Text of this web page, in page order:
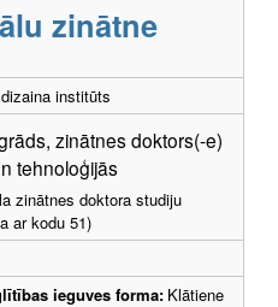
zinātne
institūts
zinātnes doktors(-e)
tehnoloģijās
zinātnes doktora studiju
ar kodu 51)
ieguves forma: Klātiene